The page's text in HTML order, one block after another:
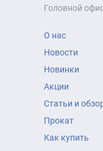
Головной
О нас
Новости
Новинки
Акции
Статьи и
Прокат
Как купить